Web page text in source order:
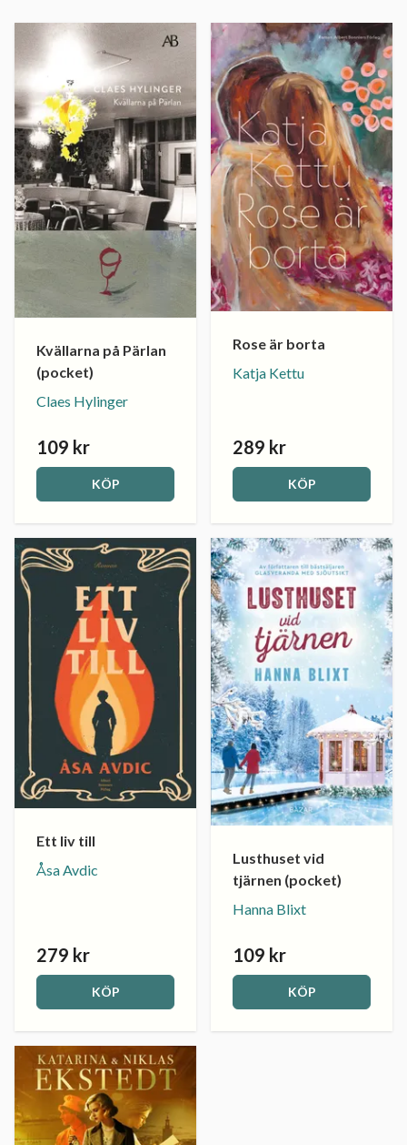
Kvällarna på Pärlan
(pocket)
Claes Hylinger
109 kr
KÖP
Rose är borta
Katja Kettu
289 kr
KÖP
Ett liv till
Åsa Avdic
279 kr
KÖP
Lusthuset vid
tjärnen (pocket)
Hanna Blixt
109 kr
KÖP